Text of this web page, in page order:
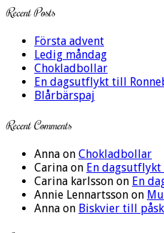
Recent Posts
Första advent
Ledig måndag
Chokladbollar
En dagsutflykt till
Blårbärspaj
Recent Comments
Anna on Chokladbollar
Carina on En
Carina karlsson on En
Annie Lennartsson on
Anna on Biskvier till